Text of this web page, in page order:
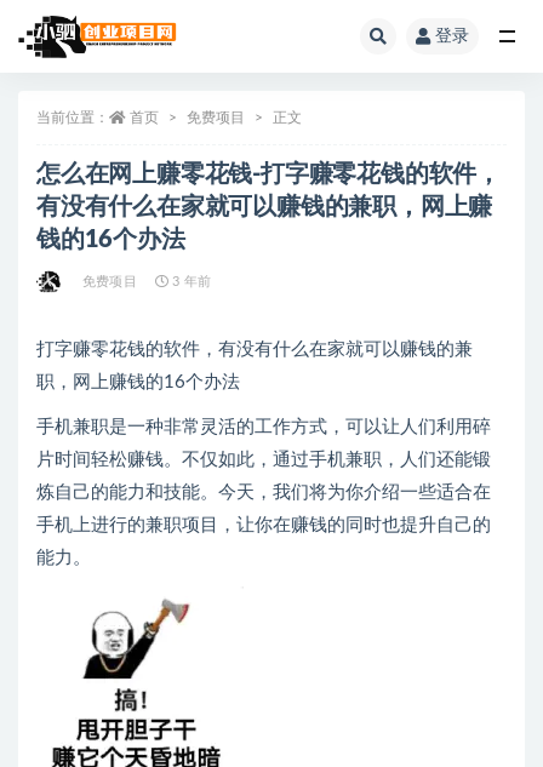
登录
当前位置： 首页 免费项目 正文
怎么在网上赚零花钱-打字赚零花钱的软件，
有没有什么在家就可以赚钱的兼职，网上赚
钱的16个办法
免费项目 3 年前
打字赚零花钱的软件，有没有什么在家就可以赚钱的兼
职，网上赚钱的16个办法
手机兼职是一种非常灵活的工作方式，可以让人们利用碎
片时间轻松赚钱。不仅如此，通过手机兼职，人们还能锻
炼自己的能力和技能。今天，我们将为你介绍一些适合在
手机上进行的兼职项目，让你在赚钱的同时也提升自己的
能力。